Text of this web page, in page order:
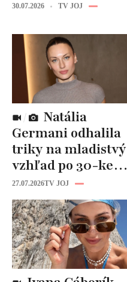
30.07.2026 TV JOJ
Germani odhalila
triky na mladistvý
vzhľad po 30-ke:
Fungujú lepšie
než drahá
kozmetika
27.07.2026TV JOJ